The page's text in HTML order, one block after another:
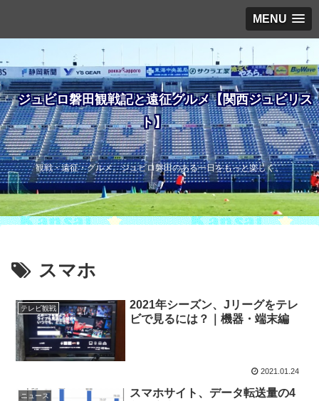
MENU
ジュビロ磐田観戦記と遠征グルメ【関西ジュビリス
ト】
観戦・遠征・グルメ。ジュビロ磐田のある一日をもっと楽しく。
スマホ
テレビ観戦
2021年シーズン、Jリーグをテレ
ビで見るには？｜機器・端末編
2021.01.24
ニュース
スマホサイト、データ転送量の4